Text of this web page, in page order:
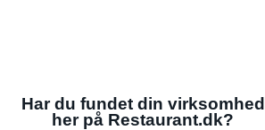
Har du fundet din virksomhed
her på Restaurant.dk?